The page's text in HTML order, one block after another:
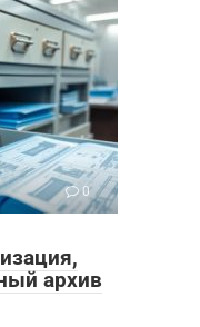
0
архив